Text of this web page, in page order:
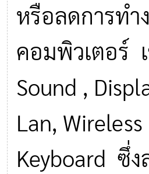
หรือลดการท
คอมพิวเตอร์
Sound ,
Lan,
Keyboard ซึ่